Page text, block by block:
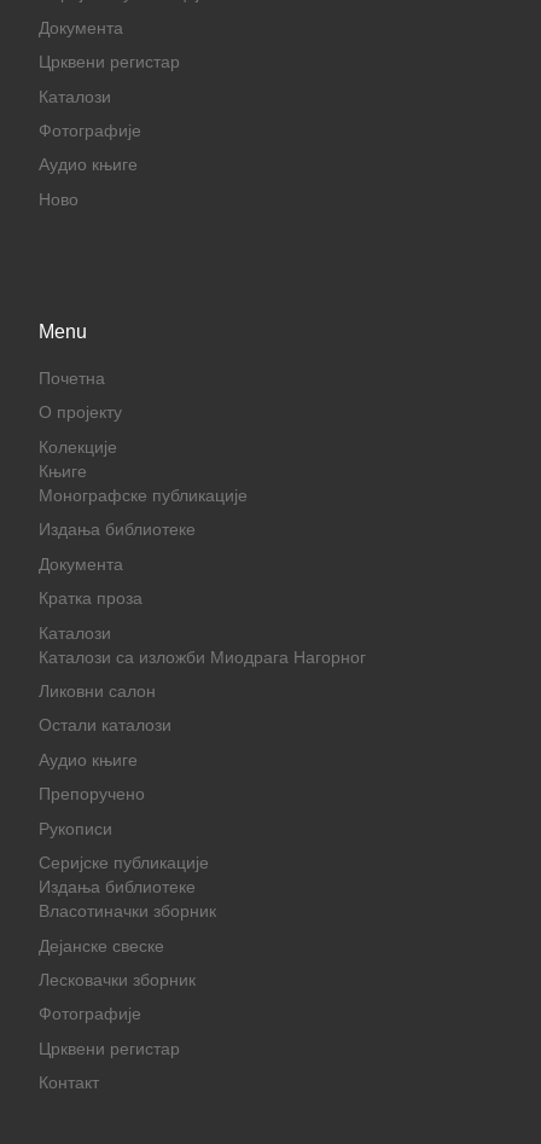
Документа
Црквени регистар
Каталози
Фотографије
Аудио књиге
Ново
Menu
Почетна
О пројекту
Колекције
Књиге
Монографске публикације
Издања библиотеке
Документа
Кратка проза
Каталози
Каталози са изложби Миодрага Нагорног
Ликовни салон
Остали каталози
Аудио књиге
Препоручено
Рукописи
Серијске публикације
Издања библиотеке
Власотиначки зборник
Дејанске свеске
Лесковачки зборник
Фотографије
Црквени регистар
Контакт